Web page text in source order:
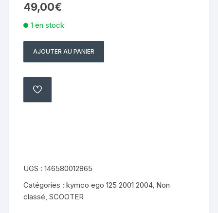
49,00€
1 en stock
carburateur
keihin
kymco
AJOUTER AU PANIER
AJOUTER
À
UGS :146580012865
Catégories :kymco ego 125 2001 2004, Non
classé,SCOOTER